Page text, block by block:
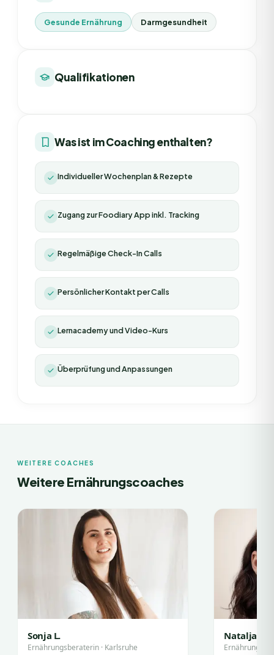
Gesunde Ernährung Darmgesundheit
Qualifikationen
Was ist im Coaching enthalten?
Individueller Wochenplan & Rezepte
Zugang zur Foodiary App inkl. Tracking
Regelmäßige Check-In Calls
Persönlicher Kontakt per Calls
Lernacademy und Video-Kurs
Überprüfung und Anpassungen
WEITERE COACHES
Weitere Ernährungscoaches
Sonja L.
Ernährungsberaterin · Karlsruhe
Natalja E.